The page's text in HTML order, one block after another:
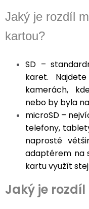
Jaký je rozdíl
kartou?
SD –
karet.
kamerách,
nebo by byla
microSD –
telefony,
naprosté
adaptérem na
kartu využít
Jaký je rozdíl